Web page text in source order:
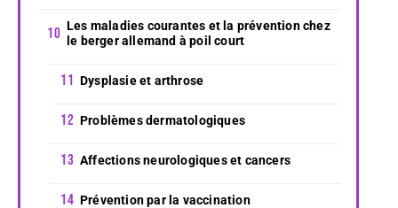
Les maladies courantes et la prévention chez
le berger allemand à poil court
Dysplasie et arthrose
Problèmes dermatologiques
Affections neurologiques et cancers
Prévention par la vaccination